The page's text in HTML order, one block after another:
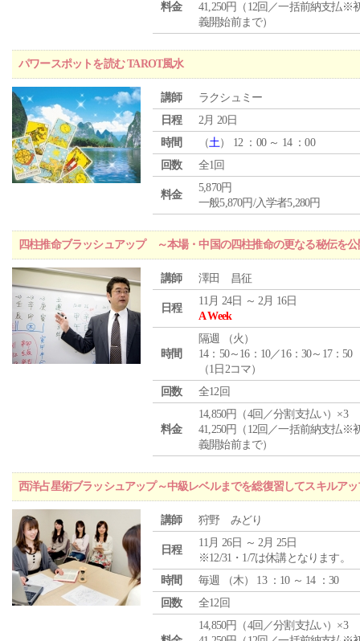
料金
41,250円（12回／一括前納支払※
義開始前まで）
パワースポットを読む TAROT風水
講師
ラクシュミー
日程
2月 20日
時間
（土） 12 ：00 ～ 14 ：00
回数
全1回
料金
5,870円
一般5,870円/入学者5,280円
四柱推命ブラッシュアップ ～本場・中国の四柱推命の更なる秘伝を
講師 澤田 昌征
日程
11月 24日 ～ 2月 16日
A Week
時間
隔週 （火 ）
14：50～16：10／16：30～17：50
（1日2コマ）
回数
全12回
料金
14,850円（4回／分割支払い）×3
41,250円（12回／一括前納支払※
義開始前まで）
西洋占星術ブラッシュアップ～中級レベルまでを総復習してスキルア
講師 狩野 みどり
日程
11月 26日 ～ 2月 25日
※12/31・1/7は休講となります。
時間
毎週 （木） 13 ：10 ～ 14 ：30
回数
全12回
14,850円（4回／分割支払い）×3